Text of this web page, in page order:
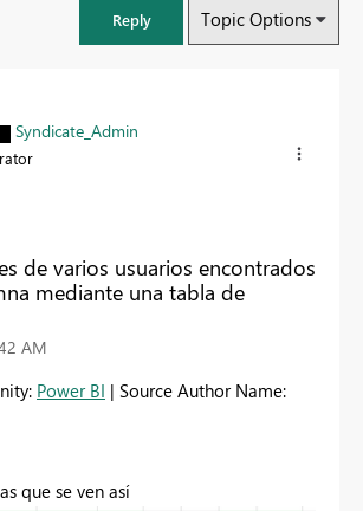
Reply Topic Options
Syndicate_Admin
de varios usuarios encontrados
mediante una tabla de
AM
Power BI | Source Author Name:
que se ven así